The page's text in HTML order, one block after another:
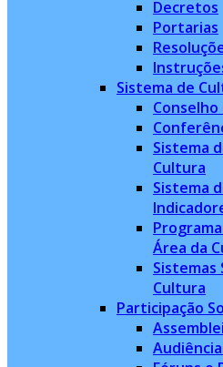
Decretos
Portarias
Sistema de
Sistema
Cultura
Sistema
Área da
Sistemas
Cultura
Participação